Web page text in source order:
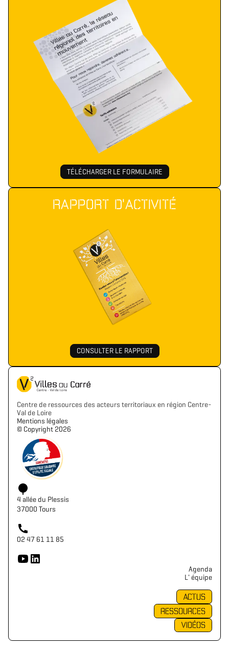
TÉLÉCHARGER LE FORMULAIRE
RAPPORT D'ACTIVITÉ
CONSULTER LE RAPPORT
Centre de ressources des acteurs territoriaux en région Centre-
Val de Loire
Mentions légales
©️ Copyright 2026
4 allée du Plessis
37000 Tours
02 47 61 11 85
Agenda
L' équipe
ACTUS
RESSOURCES
VIDÉOS